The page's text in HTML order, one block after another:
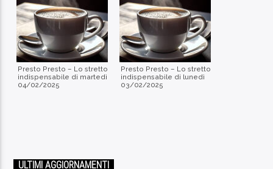
Presto Presto – Lo stretto
indispensabile di martedì
04/02/2025
Presto Presto – Lo stretto
indispensabile di lunedì
03/02/2025
ULTIMI AGGIORNAMENTI